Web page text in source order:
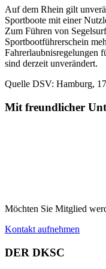
Auf dem Rhein gilt
Sportboote mit einer
Zum Führen von
Sportbootführerschein
Fahrerlaubnisregelungen
sind derzeit unverändert.
Quelle DSV: Hamburg,
Mit freundlicher
Möchten Sie Mitglied
Kontakt aufnehmen
DER DKSC